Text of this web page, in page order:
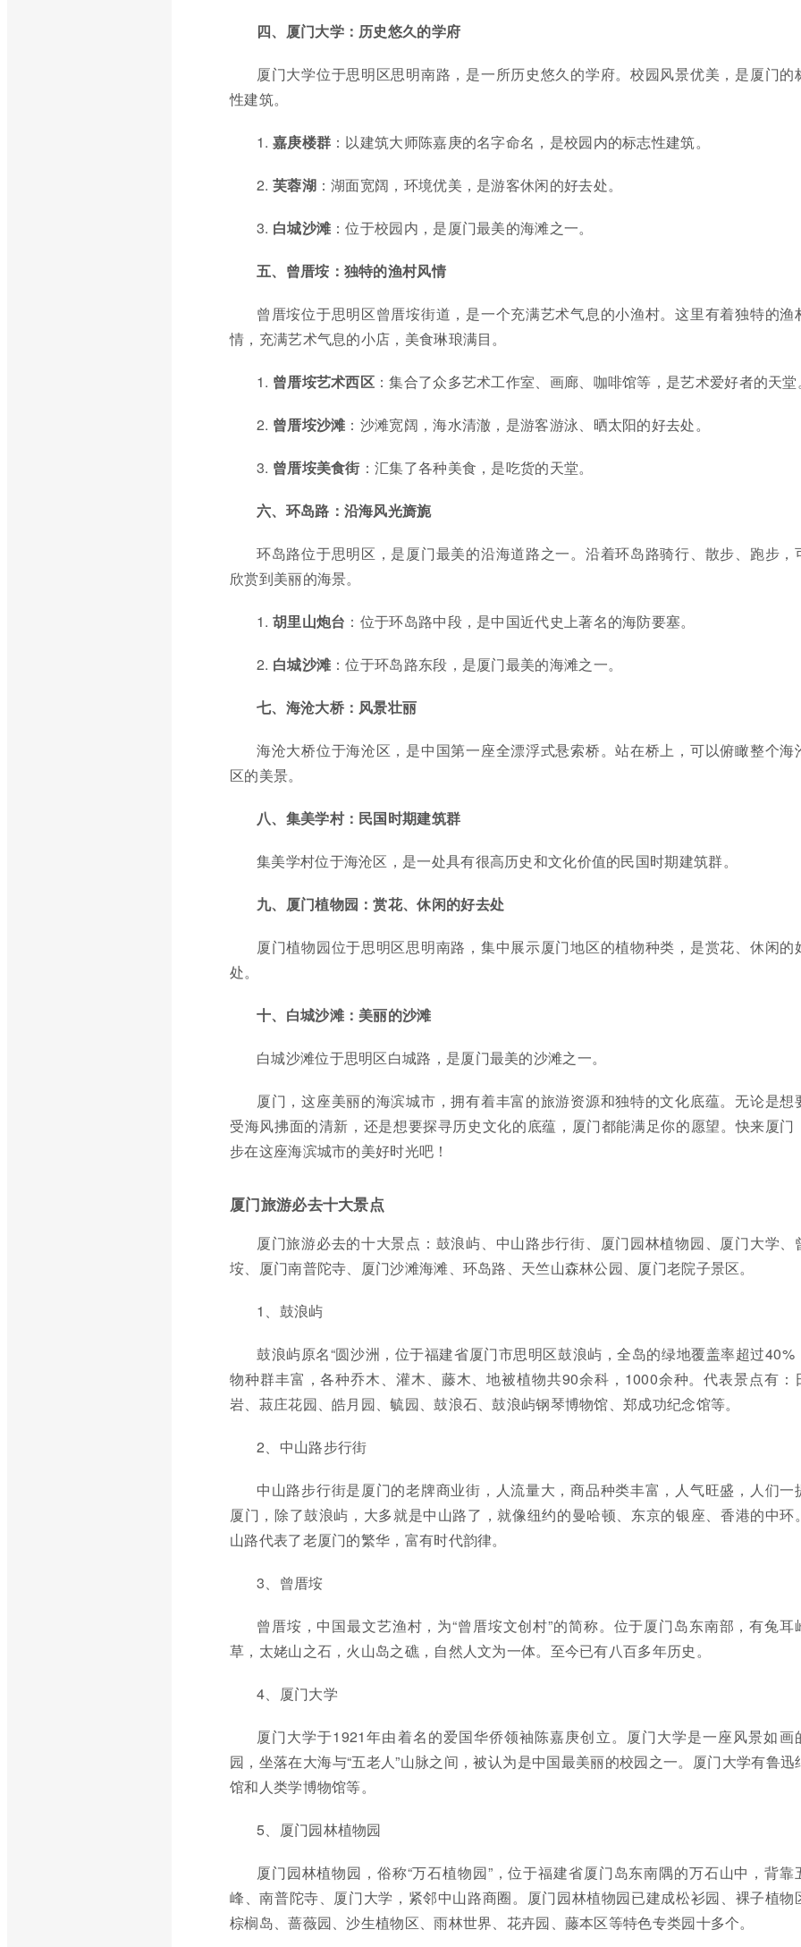
四、厦门大学：历史悠久的学府
厦门大学位于思明区思明南路，是一所历史悠久的学府。校园风景优美，是厦门的
性建筑。
1. 嘉庚楼群 ：以建筑大师陈嘉庚的名字命名，是校园内的标志性建筑。
2. 芙蓉湖：湖面宽阔，环境优美，是游客休闲的好去处。
3. 白城沙滩 ：位于校园内，是厦门最美的海滩之一。
五、曾厝垵：独特的渔村风情
曾厝垵位于思明区曾厝垵街道，是一个充满艺术气息的小渔村。这里有着独特的渔
情，充满艺术气息的小店，美食琳琅满目。
1. 曾厝垵艺术西区 ：集合了众多艺术工作室、画廊、咖啡馆等，是艺术爱好者的天堂
2. 曾厝垵沙滩 ：沙滩宽阔，海水清澈，是游客游泳、晒太阳的好去处。
3. 曾厝垵美食街 ：汇集了各种美食，是吃货的天堂。
六、环岛路：沿海风光旖旎
环岛路位于思明区，是厦门最美的沿海道路之一。沿着环岛路骑行、散步、跑步，
欣赏到美丽的海景。
1. 胡里山炮台 ：位于环岛路中段，是中国近代史上著名的海防要塞。
2. 白城沙滩 ：位于环岛路东段，是厦门最美的海滩之一。
七、海沧大桥：风景壮丽
海沧大桥位于海沧区，是中国第一座全漂浮式悬索桥。站在桥上，可以俯瞰整个海
区的美景。
八、集美学村：民国时期建筑群
集美学村位于海沧区，是一处具有很高历史和文化价值的民国时期建筑群。
九、厦门植物园：赏花、休闲的好去处
厦门植物园位于思明区思明南路，集中展示厦门地区的植物种类，是赏花、休闲的
处。
十、白城沙滩：美丽的沙滩
白城沙滩位于思明区白城路，是厦门最美的沙滩之一。
厦门，这座美丽的海滨城市，拥有着丰富的旅游资源和独特的文化底蕴。无论是想
受海风拂面的清新，还是想要探寻历史文化的底蕴，厦门都能满足你的愿望。快来厦门
步在这座海滨城市的美好时光吧！
厦门旅游必去十大景点
厦门旅游必去的十大景点：鼓浪屿、中山路步行街、厦门园林植物园、厦门大学、
垵、厦门南普陀寺、厦门沙滩海滩、环岛路、天竺山森林公园、厦门老院子景区。
1、鼓浪屿
鼓浪屿原名“圆沙洲，位于福建省厦门市思明区鼓浪屿，全岛的绿地覆盖率超过40%
物种群丰富，各种乔木、灌木、藤木、地被植物共90余科，1000余种。代表景点有：
岩、菽庄花园、皓月园、毓园、鼓浪石、鼓浪屿钢琴博物馆、郑成功纪念馆等。
2、中山路步行街
中山路步行街是厦门的老牌商业街，人流量大，商品种类丰富，人气旺盛，人们一
厦门，除了鼓浪屿，大多就是中山路了，就像纽约的曼哈顿、东京的银座、香港的中环
山路代表了老厦门的繁华，富有时代韵律。
3、曾厝垵
曾厝垵，中国最文艺渔村，为“曾厝垵文创村”的简称。位于厦门岛东南部，有兔耳
草，太姥山之石，火山岛之礁，自然人文为一体。至今已有八百多年历史。
4、厦门大学
厦门大学于1921年由着名的爱国华侨领袖陈嘉庚创立。厦门大学是一座风景如画
园，坐落在大海与“五老人”山脉之间，被认为是中国最美丽的校园之一。厦门大学有鲁迅
馆和人类学博物馆等。
5、厦门园林植物园
厦门园林植物园，俗称“万石植物园”，位于福建省厦门岛东南隅的万石山中，背靠
峰、南普陀寺、厦门大学，紧邻中山路商圈。厦门园林植物园已建成松衫园、裸子植物
棕榈岛、蔷薇园、沙生植物区、雨林世界、花卉园、藤本区等特色专类园十多个。